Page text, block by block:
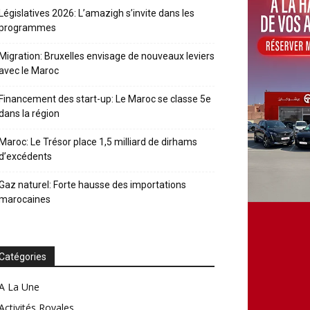
2026: L’amazigh s’invite dans les
Bruxelles envisage de nouveaux leviers
le Maroc
des start-up: Le Maroc se classe 5e
la région
Le Trésor place 1,5 milliard de dirhams
naturel: Forte hausse des importations
La Une